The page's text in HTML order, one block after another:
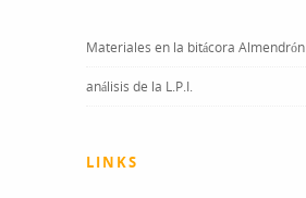
Materiales en la bitácora Almendrón
análisis de la L.P.I.
LINKS